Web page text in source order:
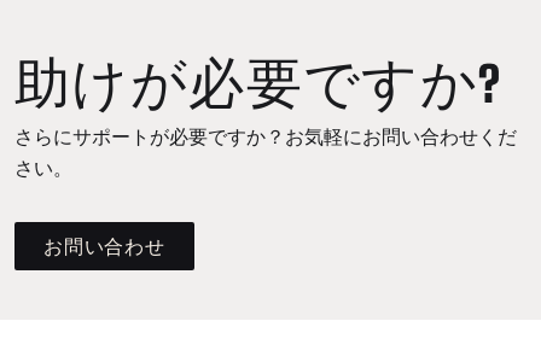
助けが必要ですか?
さらにサポートが必要ですか？お気軽にお問い合わせくだ
さい。
お問い合わせ